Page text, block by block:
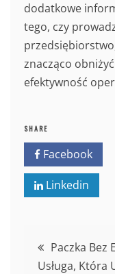
dodatkowe
tego, czy
znacząco
efektywność
SHARE
Facebook
Linkedin
Paczka Bez
Usługa, Która